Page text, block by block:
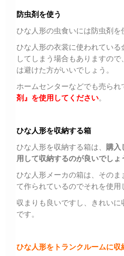
防虫剤を使う
ひな人形の虫食いには防虫剤を
ひな人形の衣裳に使われている
してしまう場合もありますの
は避けた方がいいでしょう。
ホームセンターなどでも売られ
剤』を使用してください。
ひな人形を収納する箱
ひな人形を収納する箱は、
購入
用して収納するのが良いでしょ
ひな人形メーカの箱は、そのま
て作られているのでそれを使用
収まりも良いですし、きれいに
です。
ひな人形を トランクルームに収